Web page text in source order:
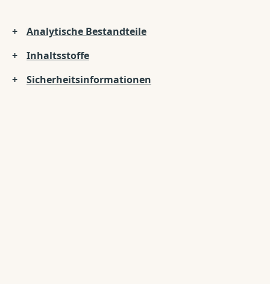
Analytische Bestandteile
Inhaltsstoffe
Sicherheitsinformationen